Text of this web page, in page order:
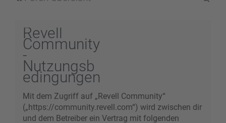
Revell
Community
-
Nutzungsb
edingungen
Mit dem Zugriff auf „Revell Community“
(„https://community.revell.com“) wird zwischen dir
und dem Betreiber ein Vertrag mit folgenden